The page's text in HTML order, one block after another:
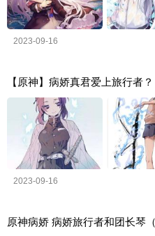
2023-09-16
【原神】病娇真君爱上旅行者
2023-09-16
原神病娇 病娇旅行者和团长琴（